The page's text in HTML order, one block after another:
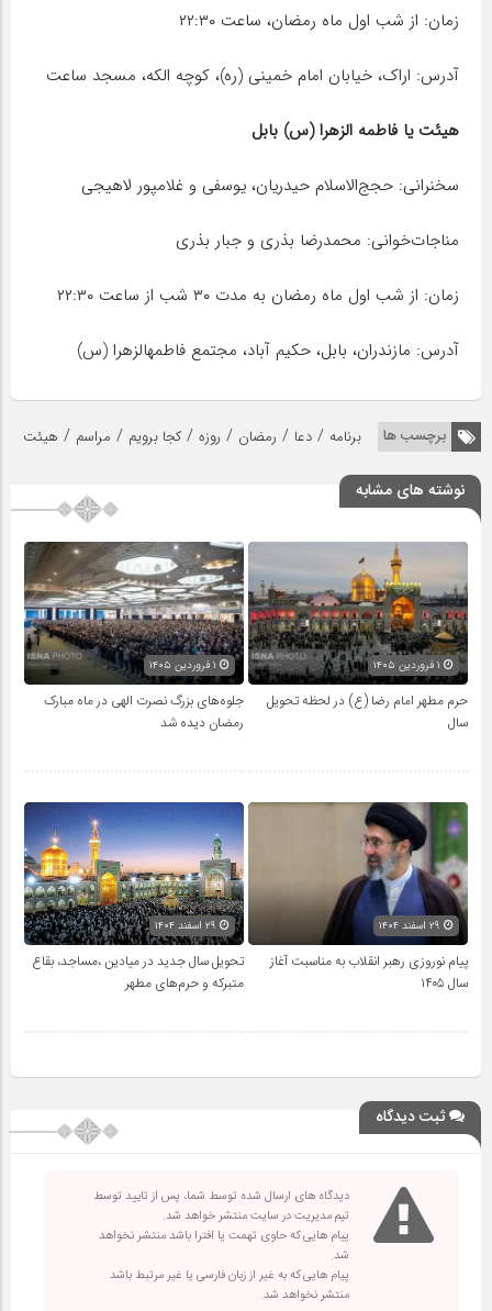
زمان: از شب اول ماه رمضان، ساعت ۲۲:۳۰
آدرس: اراک، خیابان امام خمینی (ره)، کوچه الکه، مسجد ساعت
هیئت یا فاطمه الزهرا (س) بابل
سخنرانی: حجج‌الاسلام حیدریان، یوسفی و غلامپور لاهیجی
مناجات‌خوانی: محمدرضا بذری و جبار بذری
زمان: از شب اول ماه رمضان به مدت ۳۰ شب از ساعت ۲۲:۳۰
آدرس: مازندران، بابل، حکیم آباد، مجتمع فاطمهالزهرا (س)
برچسب ها برنامه / دعا / رمضان / روزه /کجا برویم / مراسم / هیئت
نوشته های مشابه
حرم مطهر امام رضا (ع) در لحظه تحویل
سال
جلوه‌های بزرگ نصرت الهی در ماه مبارک
رمضان دیده شد
پیام نوروزی رهبر انقلاب به مناسبت آغاز
سال ۱۴۰۵
تحویل سال‌ جدید در میادین ،مساجد، بقاع
متبرکه‌ و حرم‌های‌ مطهر
ثبت دیدگاه
دیدگاه های ارسال شده توسط شما، پس از تایید توسط
تیم مدیریت در سایت منتشر خواهد شد.
پیام هایی که حاوی تهمت یا افترا باشد منتشر نخواهد
شد.
پیام هایی که به غیر از زبان فارسی یا غیر مرتبط باشد
منتشر نخواهد شد.